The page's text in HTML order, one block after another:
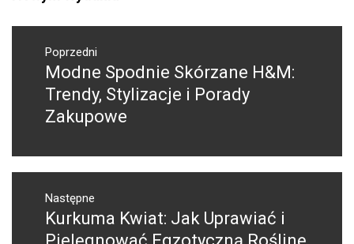
Nawigacja
wpisuPoprzedni
Poprzedni
wpis:
Modne Spodnie Skórzane H&M:
Trendy, Stylizacje i Porady
Zakupowe
Następne
Następny
post:
Kurkuma Kwiat: Jak Uprawiać i